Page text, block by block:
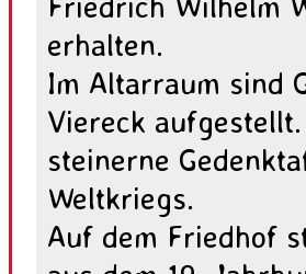
erhalten.
Im Altarraum sind
Viereck
steinerne
Weltkriegs.
Auf dem Friedhof